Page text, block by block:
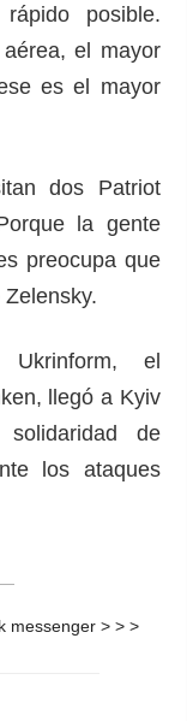
posible.
el mayor
es el mayor
dos Patriot
la gente
preocupa que
Ukrinform, el
llegó a Kyiv
de
los ataques
messenger > > >